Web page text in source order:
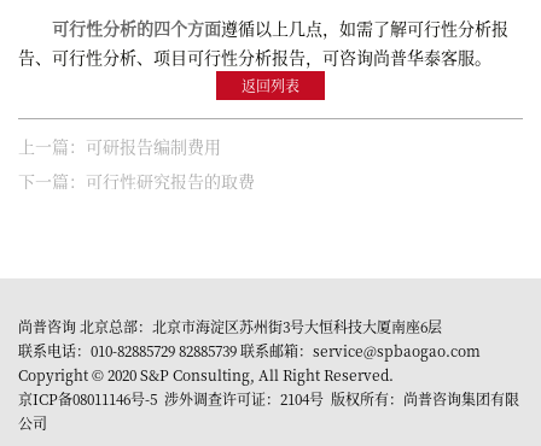
可行性分析的四个方面遵循以上几点，如需了解可行性分析报
告、可行性分析、项目可行性分析报告，可咨询尚普华泰客服。
返回列表
上一篇：可研报告编制费用
下一篇：可行性研究报告的取费
尚普咨询 北京总部：北京市海淀区苏州街3号大恒科技大厦南座6层
联系电话：010-82885729 82885739 联系邮箱：service@spbaogao.com
Copyright © 2020 S&P Consulting, All Right Reserved.
京ICP备08011146号-5 涉外调查许可证：2104号 版权所有：尚普咨询集团有限
公司